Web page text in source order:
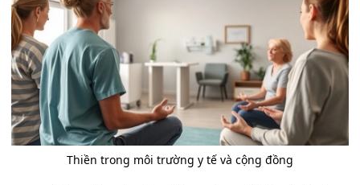
Thiền trong môi trường y tế và cộng đồng